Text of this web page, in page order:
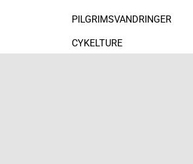
PILGRIMSVANDRINGER
CYKELTURE